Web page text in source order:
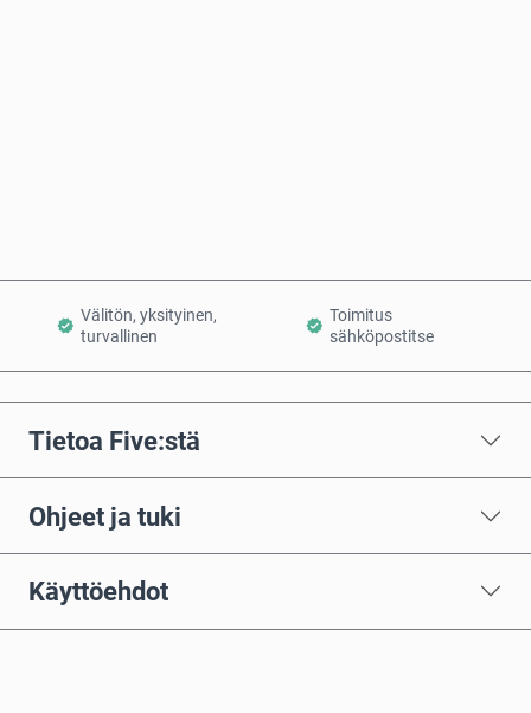
Välitön, yksityinen,
turvallinen
Toimitus
sähköpostitse
Tietoa Five:stä
Ohjeet ja tuki
Käyttöehdot